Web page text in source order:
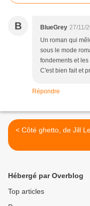
B BlueGrey 27/11/
Un roman qui
sous le mode
fondements et les
C'est bien fait et
Répondre
< Côté ghetto, de Jill
Hébergé par Overblog
Top articles